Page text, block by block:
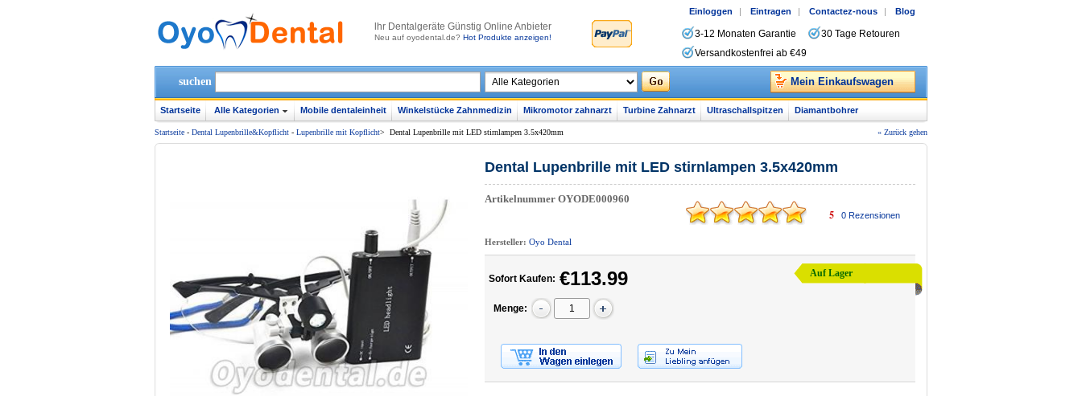
lhr Dentalgeräte Günstig Online Anbieter
Neu auf oyodental.de? Hot Produkte anzeigen!
Einloggen | Eintragen | Contactez-nous | Blog
3-12 Monaten Garantie
30 Tage Retouren
Versandkostenfrei ab €49
suchen Mein Einkaufswagen
Startseite Alle Kategorien Mobile dentaleinheit Winkelstücke Zahnmedizin Mikromotor zahnarzt Turbine Zahnarzt Ultraschallspitzen Diamantbohrer
Startseite - Dental Lupenbrille&Kopflicht - Lupenbrille mit Kopflicht> Dental Lupenbrille mit LED stirnlampen 3.5x420mm « Zurück gehen
Dental Lupenbrille mit LED stirnlampen 3.5x420mm
Artikelnummer OYODE000960
5 0Rezensionen
Hersteller: Oyo Dental
Auf Lager
Sofort Kaufen: €113.99
Menge: